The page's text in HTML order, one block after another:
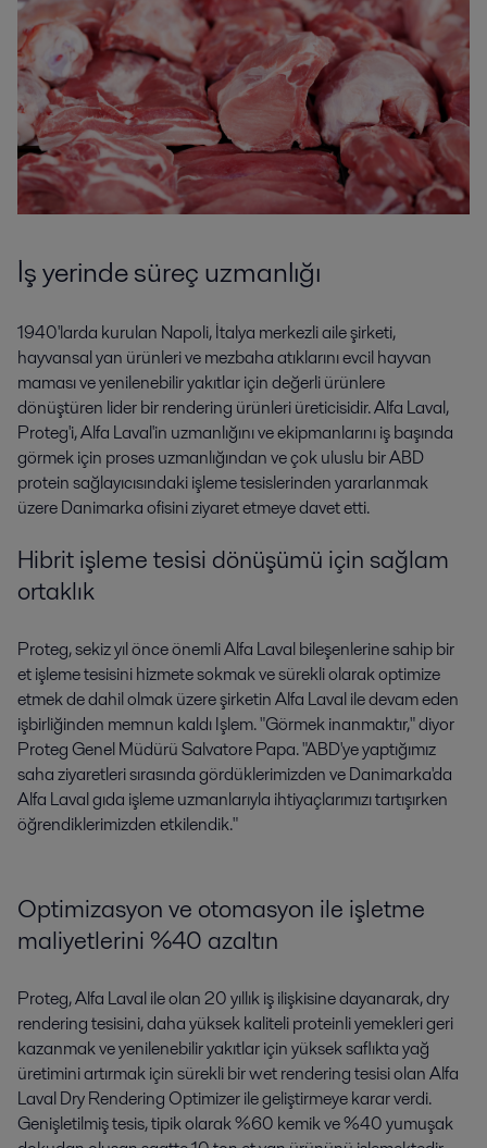
İş yerinde süreç uzmanlığı
1940'larda kurulan Napoli, İtalya merkezli aile şirketi,
hayvansal yan ürünleri ve mezbaha atıklarını evcil hayvan
maması ve yenilenebilir yakıtlar için değerli ürünlere
dönüştüren lider bir rendering ürünleri üreticisidir. Alfa Laval,
Proteg'i, Alfa Laval'in uzmanlığını ve ekipmanlarını iş başında
görmek için proses uzmanlığından ve çok uluslu bir ABD
protein sağlayıcısındaki işleme tesislerinden yararlanmak
üzere Danimarka ofisini ziyaret etmeye davet etti.
Hibrit işleme tesisi dönüşümü için sağlam
ortaklık
Proteg, sekiz yıl önce önemli Alfa Laval bileşenlerine sahip bir
et işleme tesisini hizmete sokmak ve sürekli olarak optimize
etmek de dahil olmak üzere şirketin Alfa Laval ile devam eden
işbirliğinden memnun kaldı Işlem. "Görmek inanmaktır," diyor
Proteg Genel Müdürü Salvatore Papa. "ABD'ye yaptığımız
saha ziyaretleri sırasında gördüklerimizden ve Danimarka'da
Alfa Laval gıda işleme uzmanlarıyla ihtiyaçlarımızı tartışırken
öğrendiklerimizden etkilendik."
Optimizasyon ve otomasyon ile işletme
maliyetlerini %40 azaltın
Proteg, Alfa Laval ile olan 20 yıllık iş ilişkisine dayanarak, dry
rendering tesisini, daha yüksek kaliteli proteinli yemekleri geri
kazanmak ve yenilenebilir yakıtlar için yüksek saflıkta yağ
üretimini artırmak için sürekli bir wet rendering tesisi olan Alfa
Laval Dry Rendering Optimizer ile geliştirmeye karar verdi.
Genişletilmiş tesis, tipik olarak %60 kemik ve %40 yumuşak